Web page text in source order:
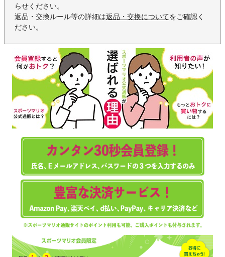
らせください。
返品・交換ルール等の詳細は返品・交換についてをご確認く
ださい。